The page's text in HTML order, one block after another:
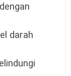
darah